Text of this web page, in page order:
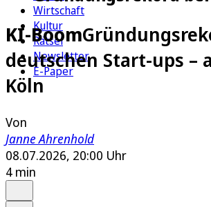
Wirtschaft
Kultur
Rätsel
Newsletter
E-Paper
KI-Boom
deutschen Start-ups –
Köln
Von
Janne Ahrenhold
08.07.2026, 20:00 Uhr
4 min